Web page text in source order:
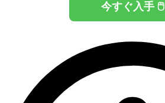
今すぐ入手 🖱️